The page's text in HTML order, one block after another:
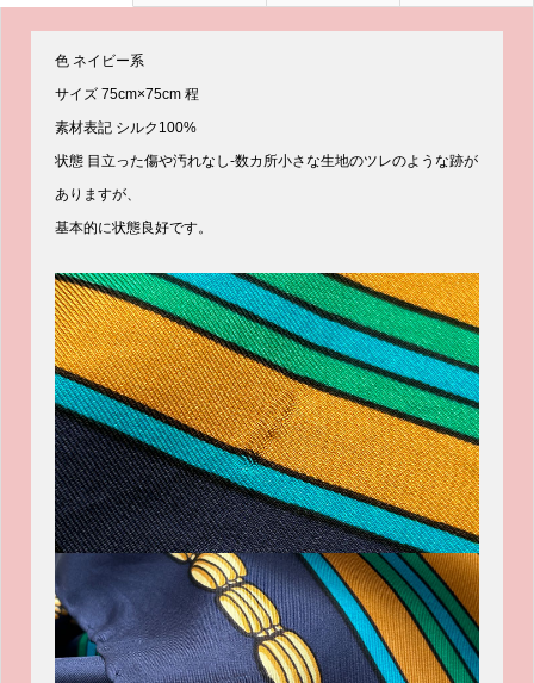
色 ネイビー系
サイズ 75cm×75cm 程
素材表記 シルク100%
状態 目立った傷や汚れなし-数カ所小さな生地のツレのような跡が
ありますが、
基本的に状態良好です。